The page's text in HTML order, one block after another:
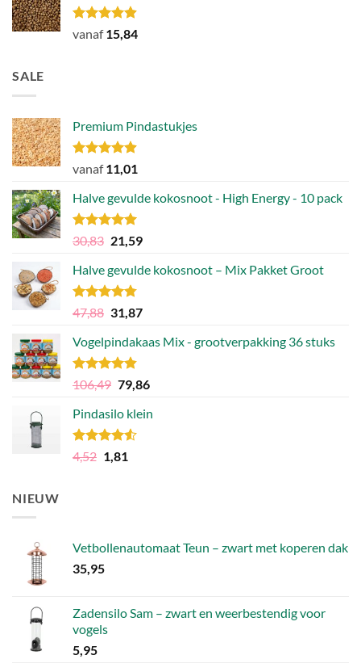
Gewaardeerd
uit 5
vanaf15,84
SALE
Premium Pindastukjes
Gewaardeerd
uit 5
vanaf11,01
Halve gevulde kokosnoot - High Energy - 10 pack
Gewaardeerd
4.92
uit 5
30,83 Oorspronkelijke
was:
30,83.
21,59Huidige
is:
Halve gevulde kokosnoot – Mix Pakket Groot
Gewaardeerd
4.75
uit 5
47,88 Oorspronkelijke
was:
47,88.
31,87Huidige
is:
Vogelpindakaas Mix - grootverpakking 36 stuks
Gewaardeerd
uit 5
106,49 Oorspronkelijke
was:
106,49.
79,86Huidige
is:
Pindasilo klein
Gewaardeerd
4.50
uit 5
4,52 Oorspronkelijke
1,81
NIEUW
Vetbollenautomaat Teun – zwart met koperen dak
35,95
Zadensilo Sam – zwart en weerbestendig voor
vogels
5,95